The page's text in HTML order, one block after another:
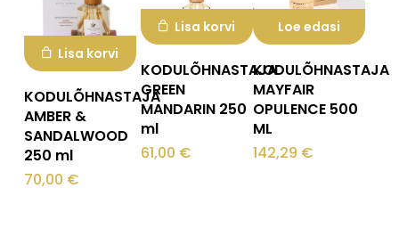
Lisa korvi
KODULÕHNASTAJA
AMBER &
SANDALWOOD
250 ml
70,00 €
Lisa korvi
KODULÕHNASTAJA
GREEN
MANDARIN 250
ml
61,00 €
Loe edasi
KODULÕHNASTAJA
MAYFAIR
OPULENCE 500
ML
142,29 €